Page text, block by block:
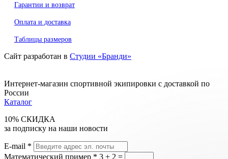
Гарантии и возврат
Оплата и доставка
Таблицы размеров
Сайт разработан в Студии «Бранди»
Интернет-магазин спортивной экипировки с доставкой по
России
Каталог
10% СКИДКА
за подписку на наши новости
E-mail *
Математический пример * 3 + 2 =